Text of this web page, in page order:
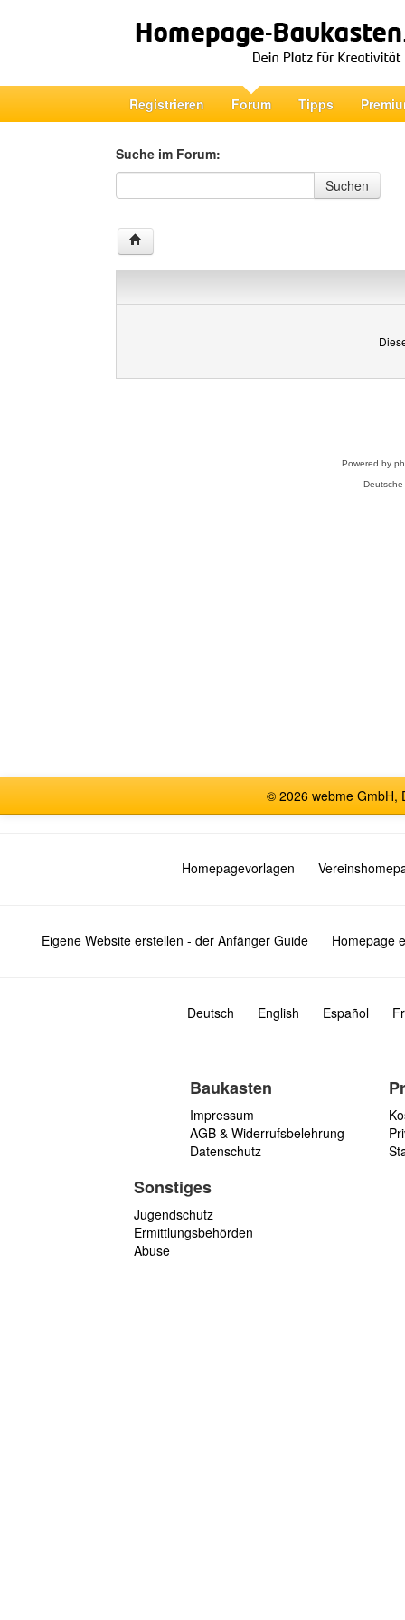
Registrieren Forum Tipps
Suche im Forum:
Suche im Forum
Suchen
Powered by
© 2026 webme GmbH,
Homepagevorlagen
Eigene Website erstellen - der Anfänger Guide Homepage
Deutsch English Español
Baukasten
Impressum
AGB & Widerrufsbelehrung
Datenschutz
Sonstiges
Jugendschutz
Ermittlungsbehörden
Abuse